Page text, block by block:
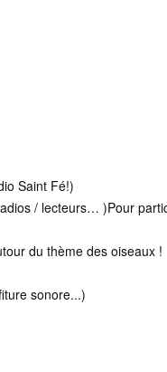
Saint Fé!)
/ lecteurs… )Pour
du thème des oiseaux !
sonore...)